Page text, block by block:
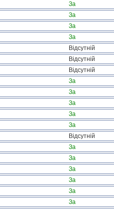
За
За
За
За
Відсутній
Відсутній
Відсутній
За
За
За
За
За
Відсутній
За
За
За
За
За
За